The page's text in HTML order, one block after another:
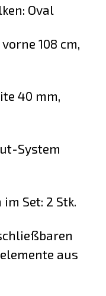
Oval
108 cm,
40 mm,
System
Set: 2 Stk.
aus